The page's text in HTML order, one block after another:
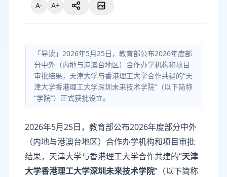
A-
A+
「导读」2026年5月25日，教育部公布2026年度部
分中外（内地与港澳台地区）合作办学机构和项目
审批结果，天津大学与香港理工大学合作共建的“天
津大学香港理工大学深圳未来技术学院”（以下简称
“学院”）正式获批设立。
2026年5月25日，教育部公布2026年度部分中外
（内地与港澳台地区）合作办学机构和项目审批
结果，天津大学与香港理工大学合作共建的“天津
大学香港理工大学深圳未来技术学院”（以下简称